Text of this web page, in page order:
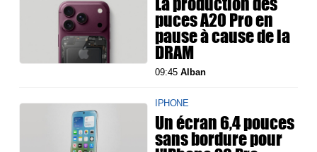
puces A20 Pro en
pause à cause de la
DRAM
09:45Alban
IPHONE
Un écran 6,4 pouces
sans bordure pour